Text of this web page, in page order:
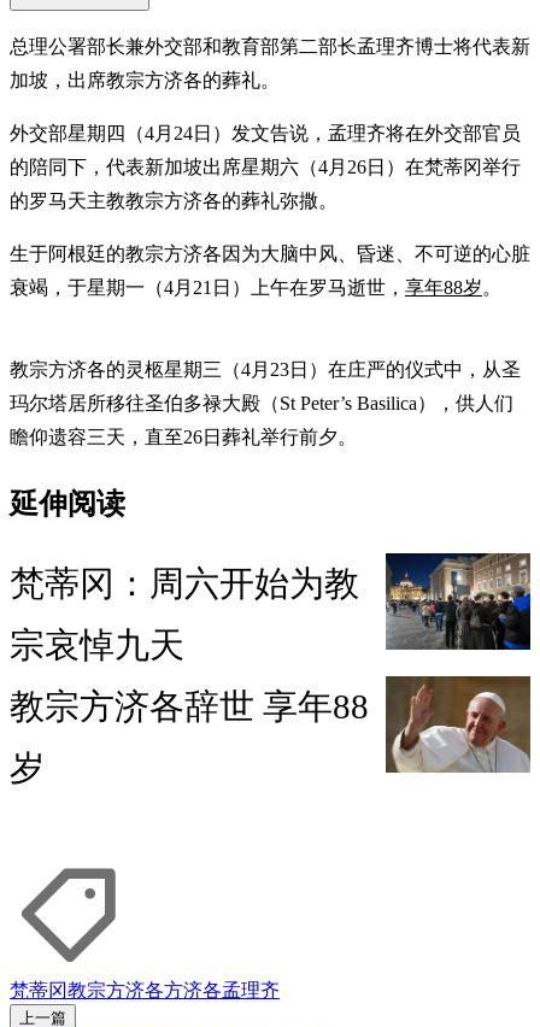
总理公署部长兼外交部和教育部第二部长孟理齐博士将代表新
加坡，出席教宗方济各的葬礼。
外交部星期四（4月24日）发文告说，孟理齐将在外交部官员
的陪同下，代表新加坡出席星期六（4月26日）在梵蒂冈举行
的罗马天主教教宗方济各的葬礼弥撒。
生于阿根廷的教宗方济各因为大脑中风、昏迷、不可逆的心脏
衰竭，于星期一（4月21日）上午在罗马逝世， 享年88岁。
教宗方济各的灵柩星期三（4月23日）在庄严的仪式中，从圣
玛尔塔居所移往圣伯多禄大殿（St Peter’s Basilica），供人们
瞻仰遗容三天，直至26日葬礼举行前夕。
延伸阅读
梵蒂冈：周六开始为教
宗哀悼九天
教宗方济各辞世 享年88
岁
梵蒂冈教宗方济各方济各孟理齐
上一篇